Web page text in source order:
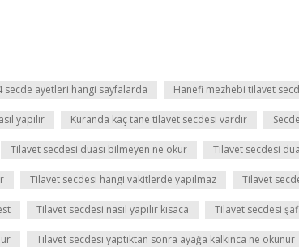
secde ayetleri hangi sayfalarda Hanefi mezhebi tilavet
yapılır Kuranda kaç tane tilavet secdesi vardır
Tilavet secdesi duası bilmeyen ne okur Tilavet secdesi
Tilavet secdesi hangi vakitlerde yapılmaz Tilavet
Tilavet secdesi nasıl yapılır kısaca Tilavet secdesi
Tilavet secdesi yaptıktan sonra ayağa kalkınca ne okunur